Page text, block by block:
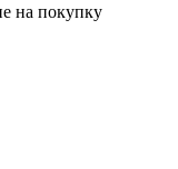
на покупку